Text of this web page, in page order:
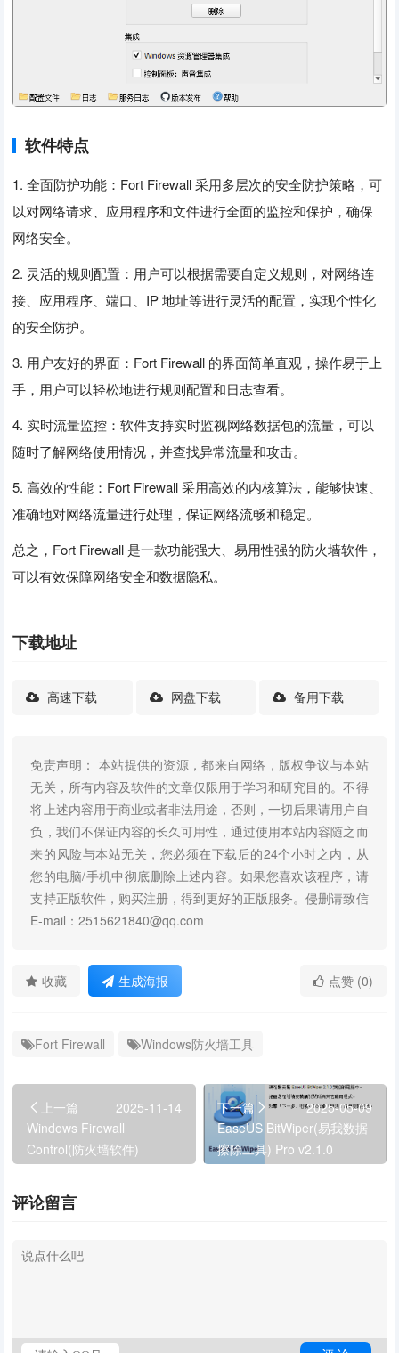
软件特点
1. 全面防护功能：Fort Firewall 采用多层次的安全防护策略，可
以对网络请求、应用程序和文件进行全面的监控和保护，确保
网络安全。
2. 灵活的规则配置：用户可以根据需要自定义规则，对网络连
接、应用程序、端口、IP 地址等进行灵活的配置，实现个性化
的安全防护。
3. 用户友好的界面：Fort Firewall 的界面简单直观，操作易于上
手，用户可以轻松地进行规则配置和日志查看。
4. 实时流量监控：软件支持实时监视网络数据包的流量，可以
随时了解网络使用情况，并查找异常流量和攻击。
5. 高效的性能：Fort Firewall 采用高效的内核算法，能够快速、
准确地对网络流量进行处理，保证网络流畅和稳定。
总之，Fort Firewall 是一款功能强大、易用性强的防火墙软件，
可以有效保障网络安全和数据隐私。
下载地址
高速下载 网盘下载 备用下载
免责声明： 本站提供的资源，都来自网络，版权争议与本站
无关，所有内容及软件的文章仅限用于学习和研究目的。不得
将上述内容用于商业或者非法用途，否则，一切后果请用户自
负，我们不保证内容的长久可用性，通过使用本站内容随之而
来的风险与本站无关，您必须在下载后的24个小时之内，从
您的电脑/手机中彻底删除上述内容。如果您喜欢该程序，请
支持正版软件，购买注册，得到更好的正版服务。侵删请致信
E-mail：2515621840@qq.com
收藏 生成海报 点赞 (0)
Fort Firewall Windows防火墙工具
上一篇
2025-11-14
Windows Firewall
Control(防火墙软件)
v6.22.0.0 最新版
下一篇
2025-05-09
EaseUS BitWiper(易我数据
擦除工具) Pro v2.1.0
评论留言